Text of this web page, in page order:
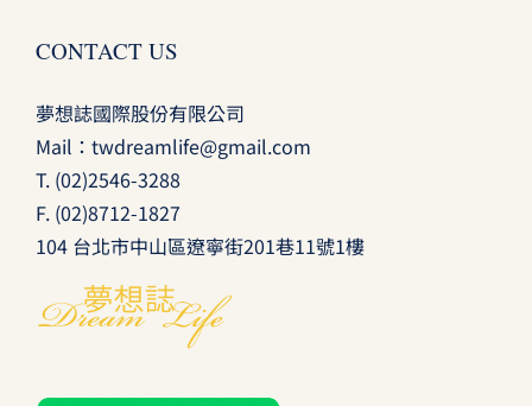
CONTACT US
夢想誌國際股份有限公司
Mail： twdreamlife@gmail.com
T. (02)2546-3288
F. (02)8712-1827
104 台北市中山區遼寧街201巷11號1樓